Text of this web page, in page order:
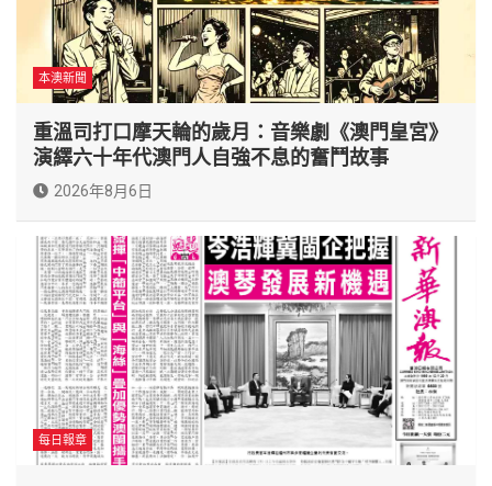
本澳新聞
重溫司打口摩天輪的歲月：音樂劇《澳門皇宮》
演繹六十年代澳門人自強不息的奮鬥故事
2026年8月6日
每日報章